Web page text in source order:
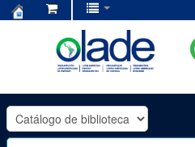
OLADE
-